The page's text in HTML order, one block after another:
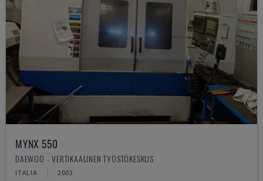
MYNX 550
DAEWOO - VERTIKAALINEN TYÖSTÖKESKUS
ITALIA 2003